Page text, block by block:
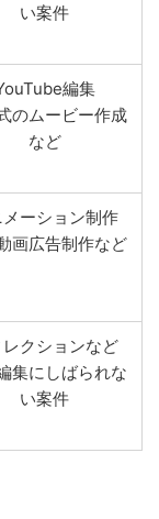
い案件
編集
のムービー作成
など
メーション制作
画広告制作など
レクションなど
集にしばられな
い案件